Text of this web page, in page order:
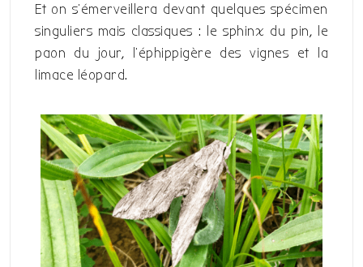
Et on s’émerveillera devant quelques spécimen
singuliers mais classiques : le sphinx du pin, le
paon du jour, l’éphippigère des vignes et la
limace léopard.